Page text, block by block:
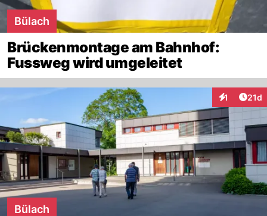
Bülach
Brückenmontage am Bahnhof:
Fussweg wird umgeleitet
1 21d
Bülach